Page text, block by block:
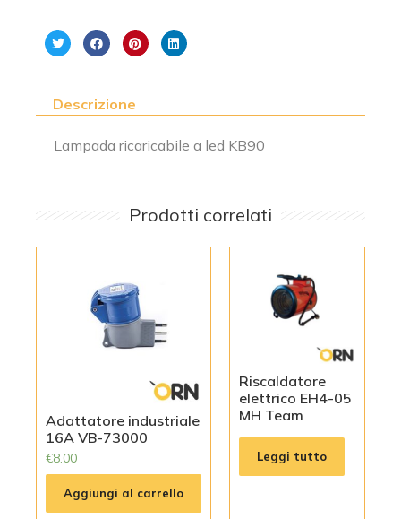
Descrizione
Lampada ricaricabile a led KB90
Prodotti correlati
Adattatore industriale
16A VB-73000
€8.00
Aggiungi al carrello
Riscaldatore
elettrico EH4-05
MH Team
Leggi tutto